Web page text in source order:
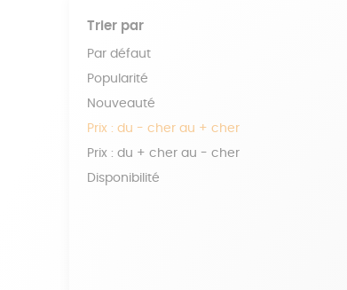
Trier par
Par défaut
Popularité
Nouveauté
Prix : du - cher au + cher
Prix : du + cher au - cher
Disponibilité